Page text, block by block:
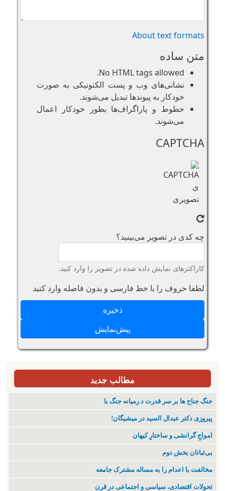
About text formats
متن ساده
No HTML tags allowed.
نشانی‌های وب و پست الکتونیکی به صورت
خودکار به پیوند‌ها تبدیل می‌شوند.
خطوط و پاراگراف‌ها بطور خودکار اعمال
می‌شوند.
CAPTCHA
چه کدی در تصویر می‌بینید؟
کاراکترهای نمایش داده شده در تصویر را وارد کنید.
لطفا حروف را با خط فارسی و بدون فاصله وارد کنید
مطالب جدید
جنگ جناح ها بر سر قدرت د رمیانە جنگ با
پیروزی دکتر عبدال السید در میشیگان؛
‌امواجِ گرانشی و ساختارِ کیهان
بی‌ثباتان بخش دوم
مخالفت با اعدام را به مساله مشترک جامعه
تحولات اقتصادی، سیاسی و اجتماعی در قرن